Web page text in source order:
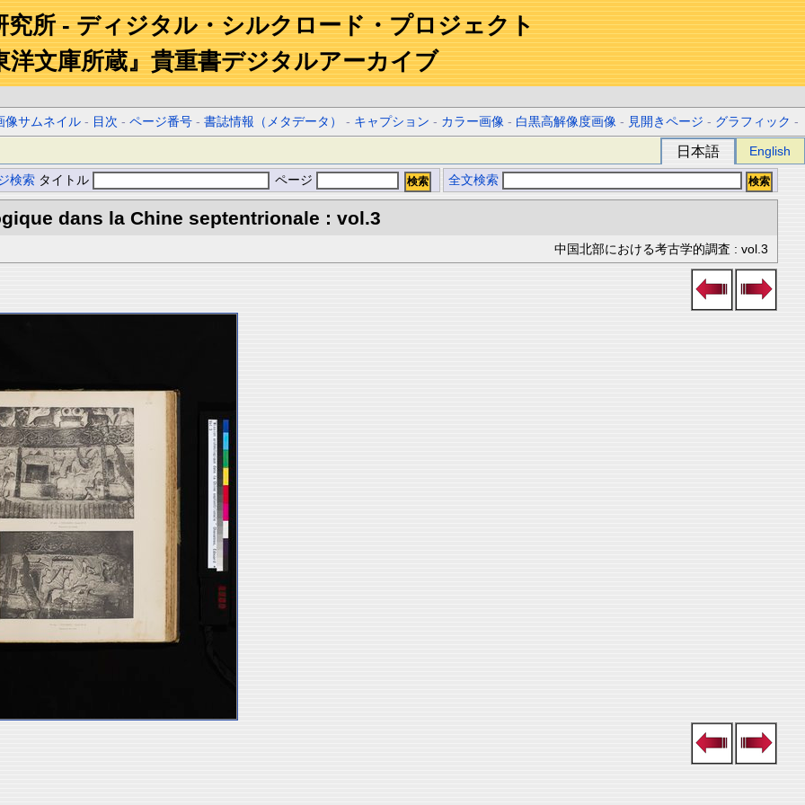
究所 - ディジタル・シルクロード・プロジェクト
洋文庫所蔵』貴重書デジタルアーカイブ
像サムネイル - 目次 -ページ番号 -書誌情報（メタデータ） - キャプション - カラー画像 - 白黒高解像度画像 - 見開きページ - グラフィック -
日本語 English
検索 タイトル ページ 全文検索
dans la Chine septentrionale : vol.3
中国北部における考古学的調査 : vol.3